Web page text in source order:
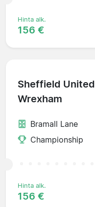
Hinta alk.
156 €
Sheffield United
Wrexham
Bramall Lane
Championship
Hinta alk.
156 €